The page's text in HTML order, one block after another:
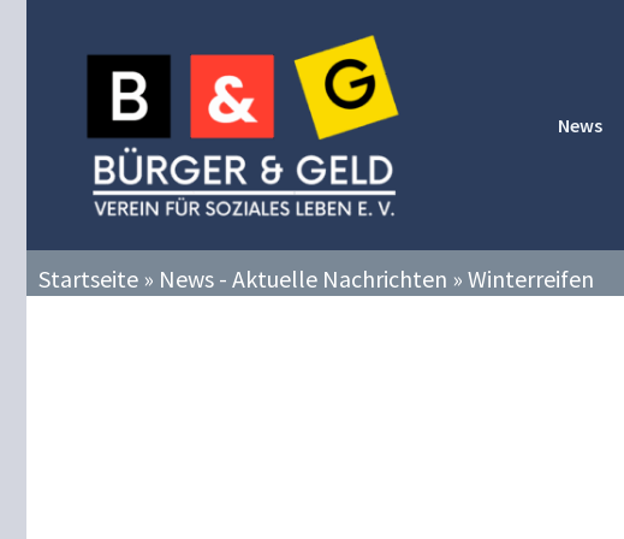
News
Startseite » News - Aktuelle Nachrichten » Winterreifen